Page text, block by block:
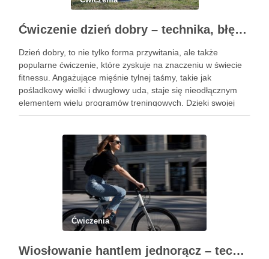
Ćwiczenie dzień dobry – technika, błędy i korzyści zdrowotne
Dzień dobry, to nie tylko forma przywitania, ale także
popularne ćwiczenie, które zyskuje na znaczeniu w świecie
fitnessu. Angażujące mięśnie tylnej taśmy, takie jak
pośladkowy wielki i dwugłowy uda, staje się nieodłącznym
elementem wielu programów treningowych. Dzięki swojej
złożoności, ćwiczenie to pozwala na rozwijanie siły oraz
Ćwiczenia
Wiosłowanie hantlem jednorącz – technika, błędy i efekty treningu